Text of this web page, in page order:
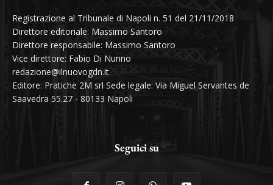
Registrazione al Tribunale di Napoli n. 51 del 21/11/2018
Direttore editoriale: Massimo Santoro
Direttore responsabile: Massimo Santoro
Vice direttore: Fabio Di Nunno
redazione@ilnuovogdn.it
Editore: Pratiche 2M srl Sede legale: Via Miguel Servantes de
Saavedra 55.27 - 80133 Napoli
Seguici su